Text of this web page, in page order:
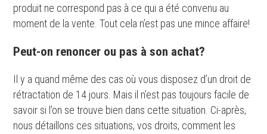
produit ne correspond pas à ce qui a été convenu au
moment de la vente. Tout cela n’est pas une mince affaire!
Peut-on renoncer ou pas à son achat?
Il y a quand même des cas où vous disposez d’un droit de
rétractation de 14 jours. Mais il n’est pas toujours facile de
savoir si l’on se trouve bien dans cette situation. Ci-après,
nous détaillons ces situations, vos droits, comment les